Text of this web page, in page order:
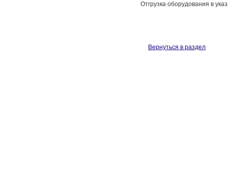
Отгрузка оборудования в
Вернуться в раздел